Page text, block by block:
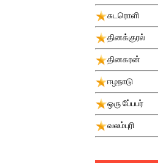
சுடரொளி
தினக்குரல்
தினகரன்
ஈழநாடு
ஒரு பே்பபர்
வலம்புரி